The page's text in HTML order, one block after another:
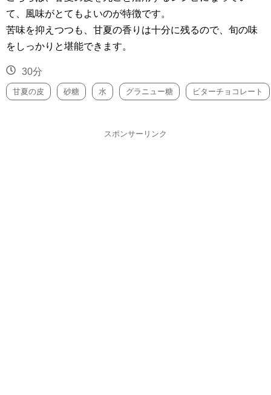
て、風味がとてもよいのが特徴です。
苦味を抑えつつも、甘夏の香りは十分に残るので、旬の味
をしっかりと堪能できます。
30分
甘夏の皮 砂糖 水 グラニュー糖 ビターチョコレート
スポンサーリンク